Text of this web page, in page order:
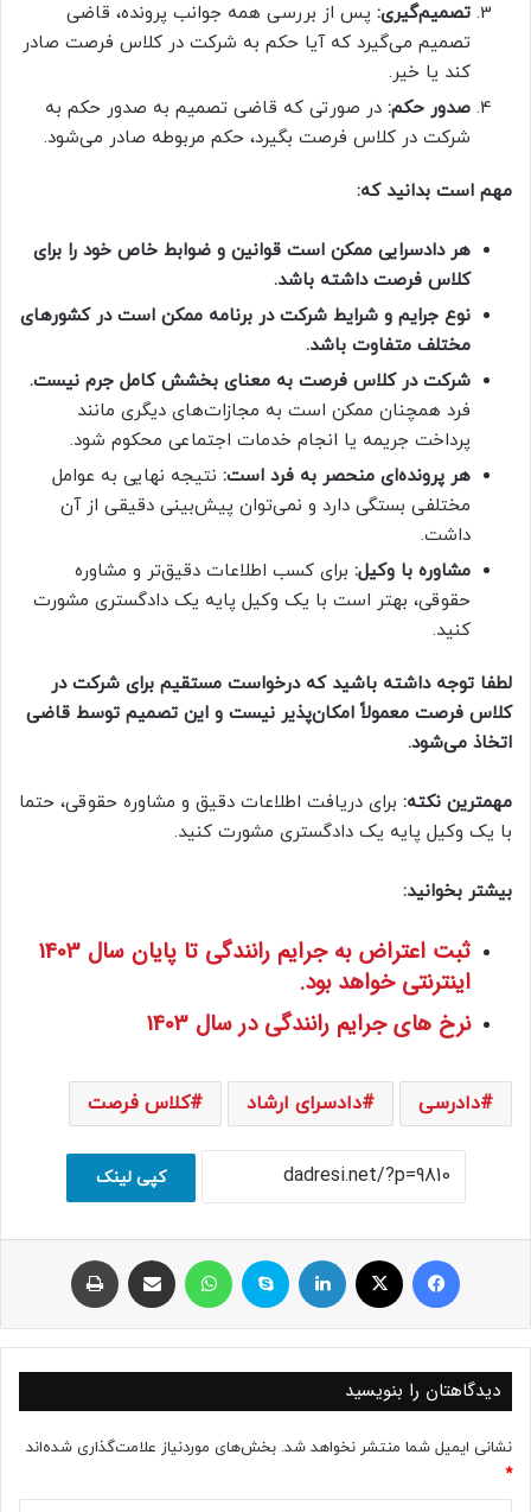
تصمیم‌گیری: پس از بررسی همه جوانب پرونده، قاضی
تصمیم می‌گیرد که آیا حکم به شرکت در کلاس فرصت صادر
کند یا خیر.
صدور حکم: در صورتی که قاضی تصمیم به صدور حکم به
شرکت در کلاس فرصت بگیرد، حکم مربوطه صادر می‌شود.
مهم است بدانید که:
هر دادسرایی ممکن است قوانین و ضوابط خاص خود را برای
کلاس فرصت داشته باشد.
نوع جرایم و شرایط شرکت در برنامه ممکن است در کشورهای
مختلف متفاوت باشد.
شرکت در کلاس فرصت به معنای بخشش کامل جرم نیست.
فرد همچنان ممکن است به مجازات‌های دیگری مانند
پرداخت جریمه یا انجام خدمات اجتماعی محکوم شود.
هر پرونده‌ای منحصر به فرد است: نتیجه نهایی به عوامل
مختلفی بستگی دارد و نمی‌توان پیش‌بینی دقیقی از آن
داشت.
مشاوره با وکیل: برای کسب اطلاعات دقیق‌تر و مشاوره
حقوقی، بهتر است با یک وکیل پایه یک دادگستری مشورت
کنید.
لطفا توجه داشته باشید که درخواست مستقیم برای شرکت در
کلاس فرصت معمولاً امکان‌پذیر نیست و این تصمیم توسط قاضی
اتخاذ می‌شود.
مهمترین نکته: برای دریافت اطلاعات دقیق و مشاوره حقوقی، حتما
با یک وکیل پایه یک دادگستری مشورت کنید.
بیشتر بخوانید:
ثبت اعتراض به جرایم رانندگی تا پایان سال 1403
اینترنتی خواهد بود.
نرخ های جرایم رانندگی در سال 1403
دادرسی دادسرای ارشاد کلاس فرصت
کپی لینک
فیسبوک ایکس لینکداین اسکایپ واتس آپ اشتراک با ایمیل
دیدگاهتان را بنویسید
نشانی ایمیل شما منتشر نخواهد شد. بخش‌های موردنیاز علامت‌گذاری شده‌اند
*